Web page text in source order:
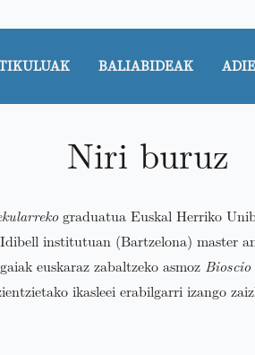
BALIABIDEAK
Niri buruz
graduatua Euskal Herriko
institutuan (Bartzelona) master
euskaraz zabaltzeko asmoz Bioscio
ikasleei erabilgarri izango